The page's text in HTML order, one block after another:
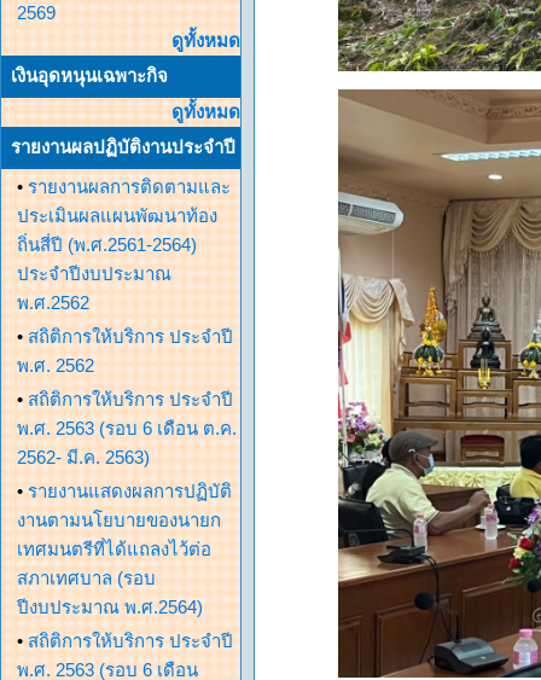
2569
ดูทั้งหมด
เงินอุดหนุนเฉพาะกิจ
ดูทั้งหมด
รายงานผลปฏิบัติงานประจำปี
• รายงานผลการติดตามและ
ประเมินผลแผนพัฒนาท้อง
ถิ่นสี่ปี (พ.ศ.2561-2564)
ประจำปีงบประมาณ
พ.ศ.2562
• สถิติการให้บริการ ประจำปี
พ.ศ. 2562
• สถิติการให้บริการ ประจำปี
พ.ศ. 2563 (รอบ 6 เดือน ต.ค.
2562- มี.ค. 2563)
• รายงานแสดงผลการปฏิบัติ
งานตามนโยบายของนายก
เทศมนตรีที่ได้แถลงไว้ต่อ
สภาเทศบาล (รอบ
ปีงบประมาณ พ.ศ.2564)
• สถิติการให้บริการ ประจำปี
พ.ศ. 2563 (รอบ 6 เดือน